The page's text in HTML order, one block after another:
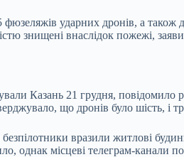
фюзеляжів ударних дронів, а
знищені внаслідок пожежі,
Казань 21 грудня,
що дронів було шість, і
вразили житлові
однак місцеві телеграм-канали